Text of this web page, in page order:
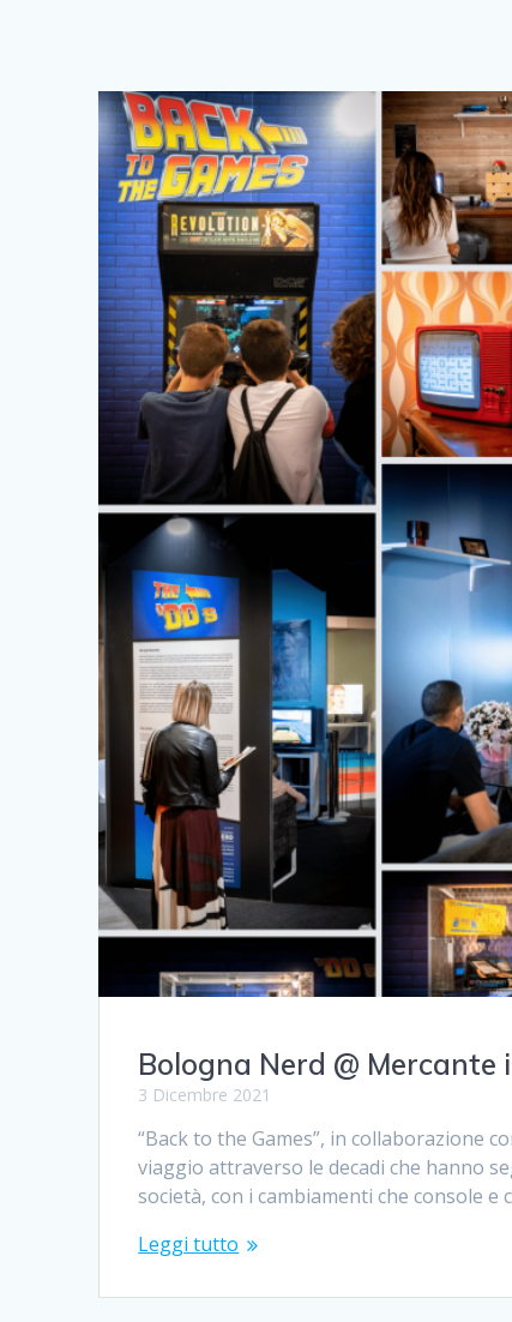
Bologna Nerd @ Mercante
3 Dicembre 2021
“Back to the Games”, in collaborazione
viaggio attraverso le decadi che hanno
società, con i cambiamenti che console
Leggi tutto